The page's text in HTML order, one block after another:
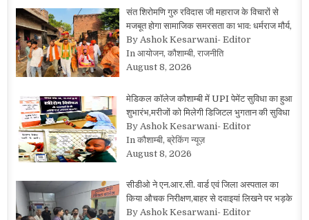
संत शिरोमणि गुरु रविदास जी महाराज के विचारों से
मजबूत होगा सामाजिक समरसता का भाव: धर्मराज मौर्य,
By Ashok Kesarwani- Editor
In आयोजन, कौशाम्बी, राजनीति
August 8, 2026
मेडिकल कॉलेज कौशाम्बी में UPI पेमेंट सुविधा का हुआ
शुभारंभ,मरीजों को मिलेगी डिजिटल भुगतान की सुविधा
By Ashok Kesarwani- Editor
In कौशाम्बी, ब्रेकिंग न्यूज़
August 8, 2026
सीडीओ ने एन.आर.सी. वार्ड एवं जिला अस्पताल का
किया औचक निरीक्षण,बाहर से दवाइयां लिखने पर भड़के
By Ashok Kesarwani- Editor